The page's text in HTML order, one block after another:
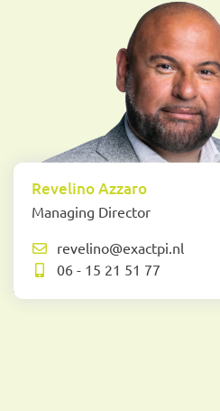
Revelino Azzaro
Managing Director
revelino@exactpi.nl
06 - 15 21 51 77